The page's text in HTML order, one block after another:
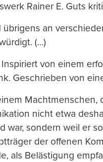
Rainer E. Guts
an
(…)
von einem
Geschrieben von
Machtmenschen,
nicht etwa
war, sondern weil er
der offenen
als Belästigung